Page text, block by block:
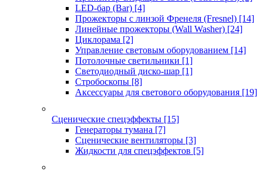
LED-бар (Bar) [4]
Прожекторы с линзой Френеля (Fresnel) [14]
Линейные прожекторы (Wall Washer) [24]
Циклорама [2]
Управление световым оборудованием [14]
Потолочные светильники [1]
Светодиодный диско-шар [1]
Стробоскопы [8]
Аксессуары для светового оборудования [19]
Сценические спецэффекты [15]
Генераторы тумана [7]
Сценические вентиляторы [3]
Жидкости для спецэффектов [5]